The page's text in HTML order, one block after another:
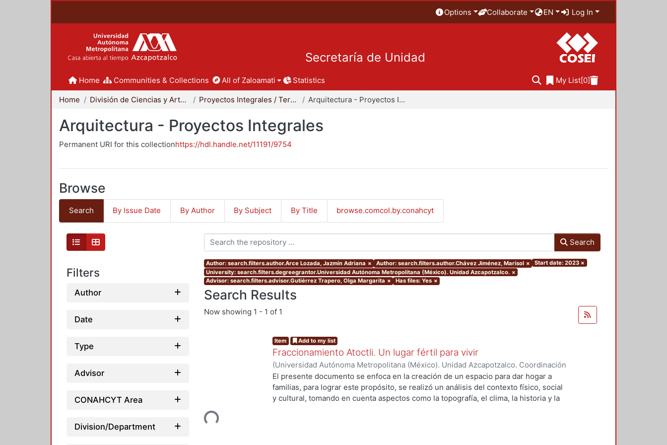
Options Collaborate EN Log In
Secretaría de Unidad
Home Communities & Collections All of Zaloamati Statistics My List[0]
Home División de Ciencias y Artes para el Diseño Proyectos Integrales / Terminales - Licenciatura Arquitectura - Proyectos Integrales
Arquitectura - Proyectos Integrales
Permanent URI for this collectionhttps://hdl.handle.net/11191/9754
Browse
Search By Issue Date By Author By Subject By Title browse.comcol.by.conahcyt
Filters
Author
Date
Type
Advisor
CONAHCYT Area
Division/Department
Search
Author: search.filters.author.Arce Lozada, Jazmín Adriana × Author: search.filters.author.Chávez Jiménez, Marisol × Start date: 2023 ×
University: search.filters.degreegrantor.Universidad Autónoma Metropolitana (México). Unidad Azcapotzalco. ×
Advisor: search.filters.advisor.Gutiérrez Trapero, Olga Margarita × Has files: Yes ×
Search Results
Now showing 1 - 1 of 1
Loading...
Item Add to my list
Fraccionamiento Atoctli. Un lugar fértil para vivir
(Universidad Autónoma Metropolitana (México). Unidad Azcapotzalco. Coordinación
de Servicios de Información.,2023-06-30)Campa Cruz, Claudia Alondra;Arce
Lozada, Jazmín Adriana; Chávez Jiménez, Marisol
El presente documento se enfoca en la creación de un espacio para dar hogar a
familias, para lograr este propósito, se realizó un análisis del contexto físico, social
y cultural, tomando en cuenta aspectos como la topografía, el clima, la historia y la